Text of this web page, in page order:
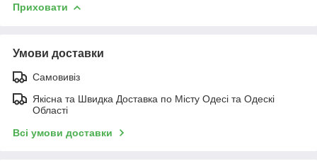
Приховати
Умови доставки
Самовивіз
Якісна та Швидка Доставка по Місту Одесі та Одескі
Області
Всі умови доставки